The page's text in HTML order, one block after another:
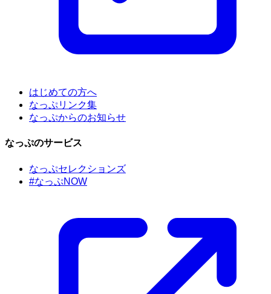
はじめての方へ
なっぷリンク集
なっぷからのお知らせ
なっぷのサービス
なっぷセレクションズ
#なっぷNOW